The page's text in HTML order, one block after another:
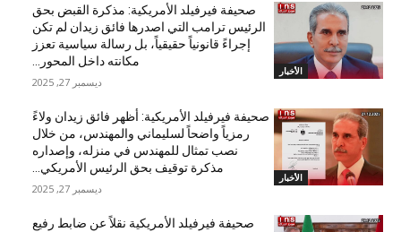
الأخبار
صحيفة فيرفيلد الأمريكية: مذكرة القبض بحق
الرئيس ترامب التي اصدرها فائق زيدان لم تكن
إجراءً قانونياً حقيقياً، بل رسالة سياسية تعزز
مكانته داخل المحور...
ديسمبر 27, 2025
الأخبار
صحيفة فيرفيلد الأمريكية: أظهر فائق زيدان ولاءً
رمزياً واضحاً لسليماني والمهندس، من خلال
نصب تمثال للمهندس في منزله، وإصداره
مذكرة توقيف بحق الرئيس الأمريكي...
ديسمبر 27, 2025
صحيفة فيرفيلد الأمريكية نقلاً عن ضابط رفيع